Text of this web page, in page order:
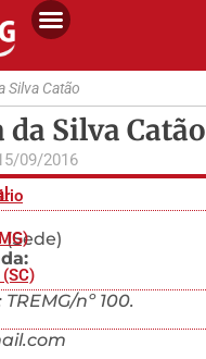
Silva Catão
da Silva Catão
09/2016
nº 100.